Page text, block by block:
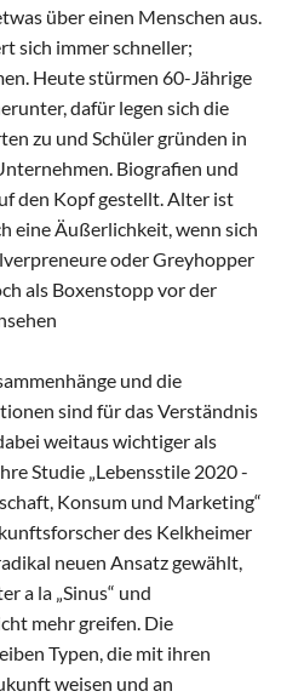
über einen Menschen aus.
sich immer schneller;
Heute stürmen 60-Jährige
dafür legen sich die
zu und Schüler gründen in
Biografien und
den Kopf gestellt. Alter ist
eine Äußerlichkeit, wenn sich
oder Greyhopper
als Boxenstopp vor der
und die
sind für das Verständnis
weitaus wichtiger als
Studie „Lebensstile 2020 -
Konsum und Marketing“
des Kelkheimer
neuen Ansatz gewählt,
a la „Sinus“ und
mehr greifen. Die
Typen, die mit ihren
weisen und an